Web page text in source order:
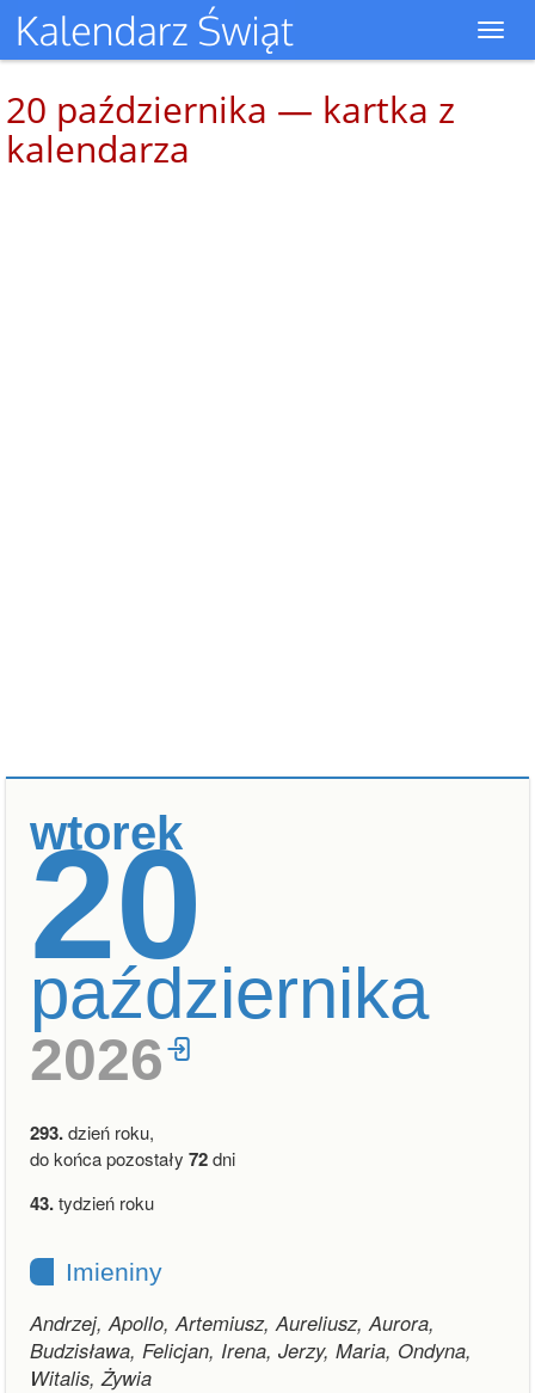
20 października — kartka z
kalendarza
wtorek
20
października
2026
293.dzień roku,
do końca pozostały 72dni
43.tydzień roku
Imieniny
Andrzej, Apollo, Artemiusz, Aureliusz, Aurora,
Budzisława, Felicjan, Irena, Jerzy, Maria, Ondyna,
Witalis, Żywia